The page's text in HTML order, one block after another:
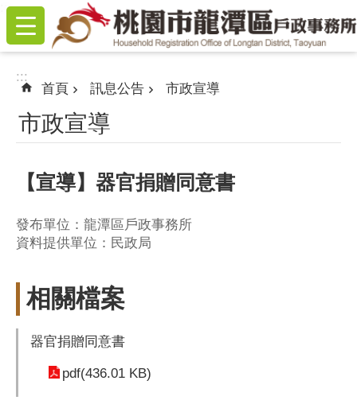
跳到主要內容區塊
:::
:::
首頁 訊息公告 市政宣導
市政宣導
【宣導】器官捐贈同意書
發布單位：龍潭區戶政事務所
資料提供單位：民政局
相關檔案
器官捐贈同意書
pdf(436.01 KB)